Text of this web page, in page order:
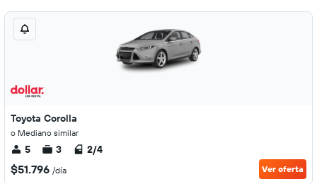
Toyota Corolla
o Mediano similar
5 3 2/4
$51.796 /día Ver oferta